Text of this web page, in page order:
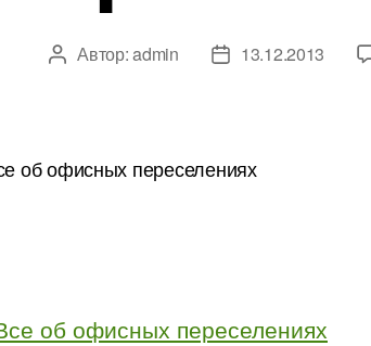
Автор
Автор:admin
Дата13.12.2013